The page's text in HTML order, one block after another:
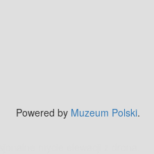
Powered by Muzeum Polski.